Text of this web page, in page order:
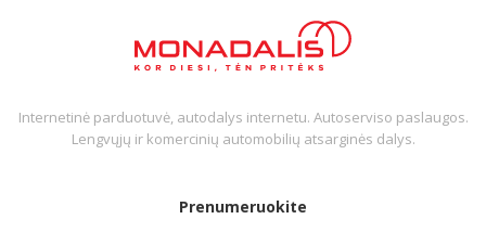
Internetinė parduotuvė, autodalys internetu. Autoserviso paslaugos.
Lengvųjų ir komercinių automobilių atsarginės dalys.
Prenumeruokite